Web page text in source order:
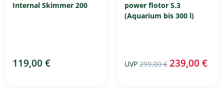
Internal Skimmer 200
119,00 €
power flotor S.3
(Aquarium bis 300 l)
UVP 299,00 € 239,00 €